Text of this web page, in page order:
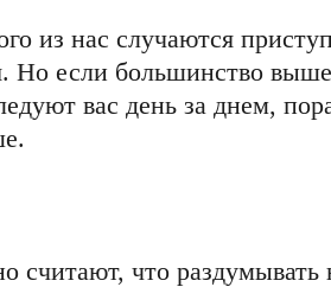
из нас случаются
Но если большинство
вас день за днем,
считают, что раздумывать